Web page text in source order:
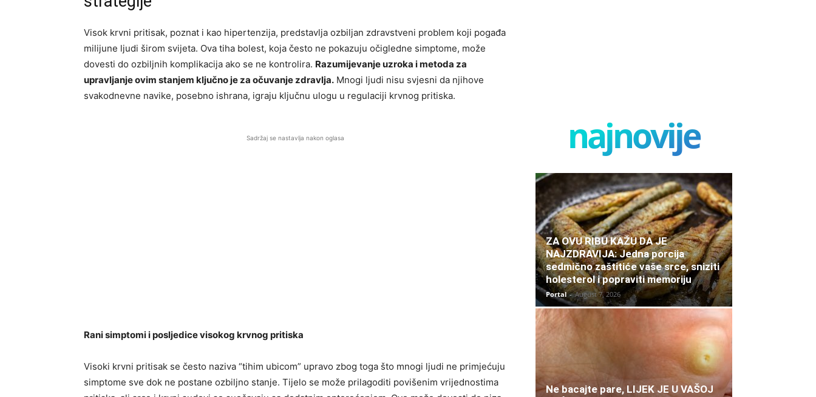
Visok krvni pritisak, poznat i kao hipertenzija, predstavlja ozbiljan zdravstveni problem koji pogađa
milijune ljudi širom svijeta. Ova tiha bolest, koja često ne pokazuju očigledne simptome, može
dovesti do ozbiljnih komplikacija ako se ne kontrolira. Razumijevanje uzroka i metoda za
upravljanje ovim stanjem ključno je za očuvanje zdravlja. Mnogi ljudi nisu svjesni da njihove
svakodnevne navike, posebno ishrana, igraju ključnu ulogu u regulaciji krvnog pritiska.
Sadržaj se nastavlja nakon oglasa
Rani simptomi i posljedice visokog krvnog pritiska
Visoki krvni pritisak se često naziva “tihim ubicom” upravo zbog toga što mnogi ljudi ne primjećuju
simptome sve dok ne postane ozbiljno stanje. Tijelo se može prilagoditi povišenim vrijednostima
najnovije
ZA OVU RIBU KAŽU DA JE
NAJZDRAVIJA: Jedna porcija
sedmično zaštitiće vaše srce, sniziti
holesterol i popraviti memoriju
Portal - August 7, 2026
Ne bacajte pare, LIJEK JE U VAŠOJ